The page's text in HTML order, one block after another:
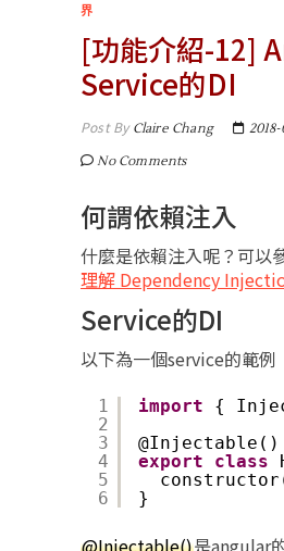
界
[功能介紹-12]
Service的DI
Post ByClaire Chang
2018-
No Comments
何謂依賴注入
什麼是依賴注入呢？可以
理解 Dependency
Service的DI
以下為一個service的範例
1
2
3
4
5
6
import {
@Injectable()
export
class
}
@Injectable()是angular